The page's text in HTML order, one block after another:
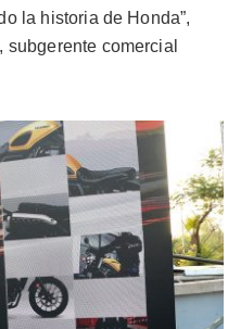
la historia de Honda”,
comercial